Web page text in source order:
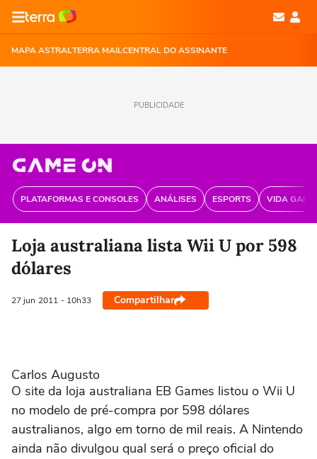
MAPA ASTRALTERRA MAILCENTRAL DO ASSINANTE
PUBLICIDADE
PLATAFORMAS E CONSOLES ANÁLISES ESPORTS VIDA
Loja australiana lista Wii U por 598
dólares
27 jun 2011 - 10h33 Compartilhar
Carlos Augusto
O site da loja australiana EB Games listou o Wii U
no modelo de pré-compra por 598 dólares
australianos, algo em torno de mil reais. A Nintendo
ainda não divulgou qual será o preço oficial do